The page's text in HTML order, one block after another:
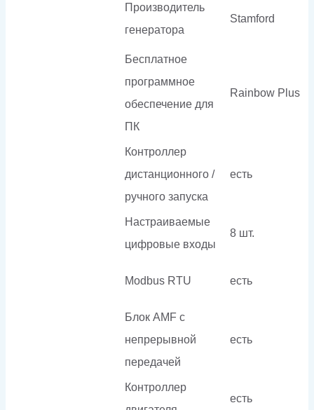
Производитель
генератора
Stamford
Бесплатное
программное
обеспечение для
ПК
Rainbow Plus
Контроллер
дистанционного /
ручного запуска
есть
Настраиваемые
цифровые входы
8 шт.
Modbus RTU есть
Блок AMF с
непрерывной
передачей
есть
Контроллер
есть